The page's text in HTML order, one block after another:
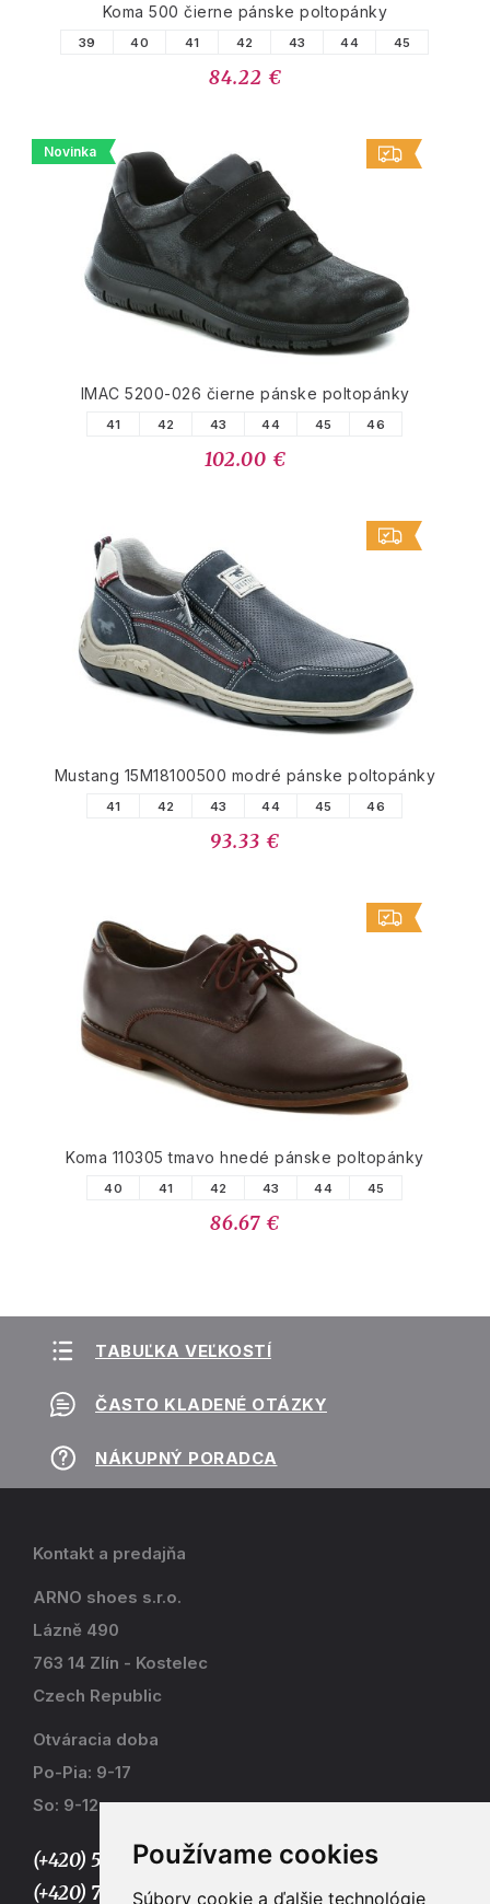
Používame cookies
Súbory cookie a ďalšie technológie
Koma 500 čierne pánske poltopánky
39 40 41 42 43 44 45
84.22 €
Novinka
IMAC 5200-026 čierne pánske poltopánky
41 42 43 44 45 46
102.00 €
Mustang 15M18100500 modré pánske poltopánky
41 42 43 44 45 46
93.33 €
Koma 110305 tmavo hnedé pánske poltopánky
40 41 42 43 44 45
86.67 €
TABUĽKA VEĽKOSTÍ
ČASTO KLADENÉ OTÁZKY
NÁKUPNÝ PORADCA
Kontakt a predajňa
ARNO shoes s.r.o.
Lázně 490
763 14 Zlín - Kostelec
Czech Republic
Otváracia doba
Po-Pia: 9-17
So: 9-12
(+420) 577 915 036,
(+420) 773 667 390